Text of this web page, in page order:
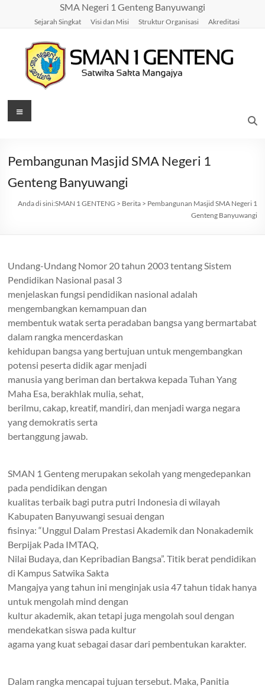
SMA Negeri 1 Genteng Banyuwangi
Sejarah Singkat Visi dan Misi Struktur Organisasi Akreditasi
SMAN
GENTENG
Sakta
Mangajya
Menu
Pembangunan Masjid SMA Negeri 1
Genteng Banyuwangi
Anda di sini:SMAN 1 GENTENG > Berita> Pembangunan Masjid SMA Negeri 1
Genteng Banyuwangi
Undang-Undang Nomor 20 tahun 2003 tentang Sistem
Pendidikan Nasional pasal 3
menjelaskan fungsi pendidikan nasional adalah
mengembangkan kemampuan dan
membentuk watak serta peradaban bangsa yang bermartabat
dalam rangka mencerdaskan
kehidupan bangsa yang bertujuan untuk mengembangkan
potensi peserta didik agar menjadi
manusia yang beriman dan bertakwa kepada Tuhan Yang
Maha Esa, berakhlak mulia, sehat,
berilmu, cakap, kreatif, mandiri, dan menjadi warga negara
yang demokratis serta
bertanggung jawab.
SMAN 1 Genteng merupakan sekolah yang mengedepankan
pada pendidikan dengan
kualitas terbaik bagi putra putri Indonesia di wilayah
Kabupaten Banyuwangi sesuai dengan
fisinya:“Unggul Dalam Prestasi Akademik dan Nonakademik
Berpijak Pada IMTAQ,
Nilai Budaya, dan Kepribadian Bangsa”. Titik berat pendidikan
di KampusSatwika Sakta
Mangajyayang tahun ini menginjak usia 47 tahun tidak hanya
untuk mengolah minddengan
kultur akademik, akan tetapi juga mengolahsouldengan
mendekatkan siswa pada kultur
agama yang kuat sebagai dasar dari pembentukan karakter.
Dalam rangka mencapai tujuan tersebut. Maka, Panitia